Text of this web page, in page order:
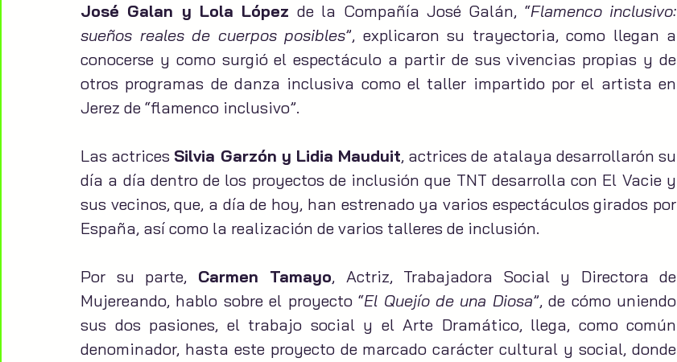
José Galan y Lola López de la Compañía José Galán, “Flamenco inclusivo:
sueños reales de cuerpos posibles”, explicaron su trayectoria, como llegan a
conocerse y como surgió el espectáculo a partir de sus vivencias propias y de
otros programas de danza inclusiva como el taller impartido por el artista en
Jerez de “flamenco inclusivo”.
Las actrices Silvia Garzón y Lidia Mauduit, actrices de atalaya desarrollarón su
día a día dentro de los proyectos de inclusión que TNT desarrolla con El Vacie y
sus vecinos, que, a día de hoy, han estrenado ya varios espectáculos girados por
España, así como la realización de varios talleres de inclusión.
Por su parte, Carmen Tamayo, Actriz, Trabajadora Social y Directora de
Mujereando, hablo sobre el proyecto “El Quejío de una Diosa”, de cómo uniendo
sus dos pasiones, el trabajo social y el Arte Dramático, llega, como común
denominador, hasta este proyecto de marcado carácter cultural y social, donde